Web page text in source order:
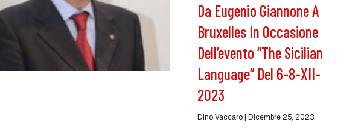
Da Eugenio Giannone A
Bruxelles In Occasione
Dell’evento “The Sicilian
Language” Del 6-8-XII-
2023
Dino Vaccaro Dicembre 25, 2023